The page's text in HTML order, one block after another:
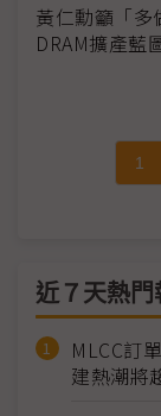
黃仁勳籲「
DRAM擴產藍
1
近７天熱門
MLCC訂
建熱潮將